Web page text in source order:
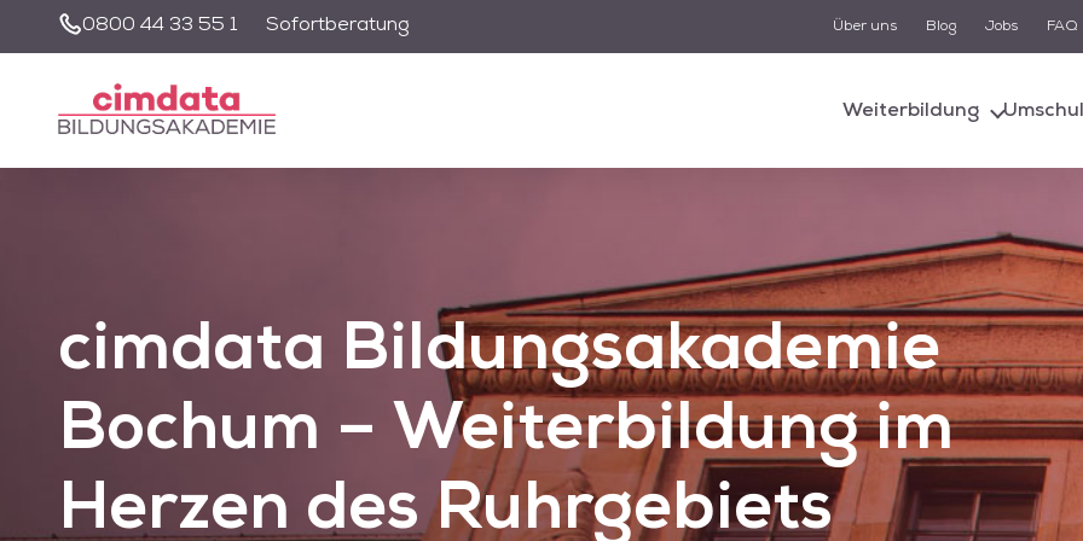
0800 44 33 55 1 Sofortberatung Über uns Blog Jobs FAQ
Weiterbildung
Suche
cimdata Bildungsakademie
Bochum – Weiterbildung im
Herzen des Ruhrgebiets